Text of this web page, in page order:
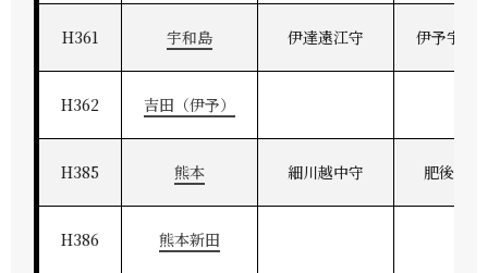
H361 宇和島 伊達遠江守 伊予宇和
H362 吉田（伊予）
H385 熊本 細川越中守 肥後熊本
H386 熊本新田